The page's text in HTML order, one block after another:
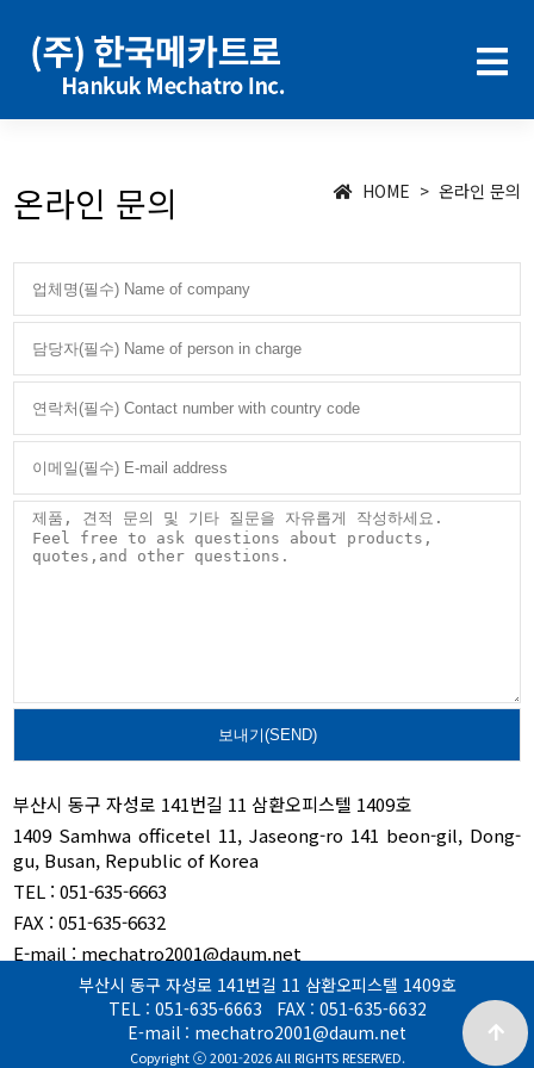
온라인 문의 HOME > 온라인 문의
부산시 동구 자성로 141번길 11 삼환오피스텔 1409호
1409 Samhwa officetel 11, Jaseong-ro 141 beon-gil, Dong-
gu, Busan, Republic of Korea
TEL : 051-635-6663
FAX : 051-635-6632
E-mail : mechatro2001@daum.net
부산시 동구 자성로 141번길 11 삼환오피스텔 1409호
TEL : 051-635-6663 FAX : 051-635-6632
E-mail : mechatro2001@daum.net
Copyright ⓒ 2001-2026 All RIGHTS RESERVED.